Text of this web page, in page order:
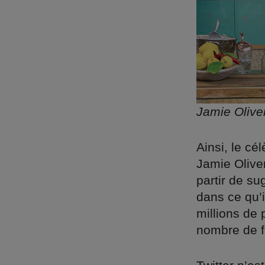
Jamie
Ainsi, le
Jamie
partir de
dans ce
millions de
nombre de